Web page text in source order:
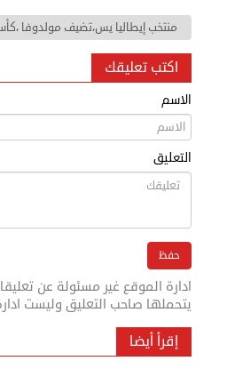
منتخب إيطاليا يس،تضيف مولدوفا ،كأس
اكتب تعليقك
الاسم
التعليق
ادارة الموقع غير مسئولة عن
يتحملها صاحب التعليق وليست
إقرأ أيضا